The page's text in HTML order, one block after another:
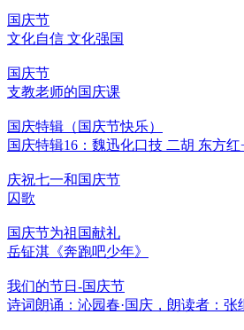
国庆节
文化自信 文化强国
国庆节
支教老师的国庆课
国庆特辑（国庆节快乐）
国庆特辑16：魏迅化口技 二胡 东方
庆祝七一和国庆节
囚歌
国庆节为祖国献礼
岳钲淇《奔跑吧少年》
我们的节日-国庆节
诗词朗诵：沁园春·国庆，朗读者：张